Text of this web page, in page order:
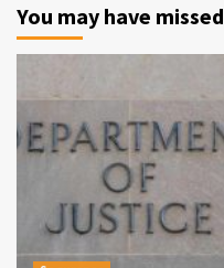
You may have missed